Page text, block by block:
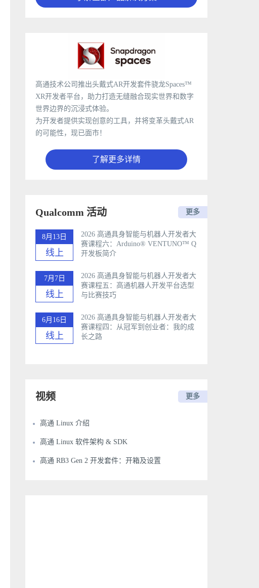
高通技术公司推出头戴式AR开发套件骁龙Spaces™
XR开发者平台，助力打造无缝融合现实世界和数字
世界边界的沉浸式体验。
为开发者提供实现创意的工具，并将变革头戴式AR
的可能性，现已面市！
了解更多详情
Qualcomm 活动 更多
8月13日
线上
2026 高通具身智能与机器人开发者大
赛课程六：Arduino®️ VENTUNO™ Q
开发板简介
7月7日
线上
2026 高通具身智能与机器人开发者大
赛课程五：高通机器人开发平台选型
与比赛技巧
6月16日
线上
2026 高通具身智能与机器人开发者大
赛课程四：从冠军到创业者：我的成
长之路
视频 更多
高通 Linux 介绍
高通 Linux 软件架构 & SDK
高通 RB3 Gen 2 开发套件：开箱及设置